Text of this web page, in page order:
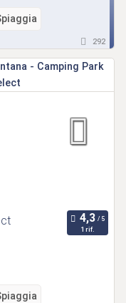
292
1 rif.